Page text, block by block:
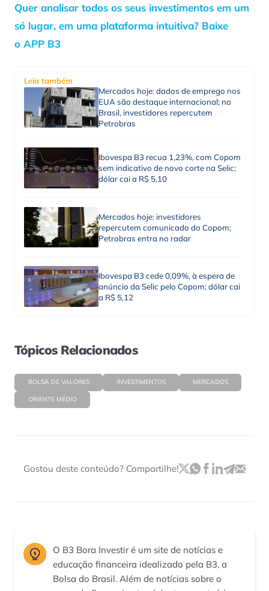
Quer analisar todos os seus investimentos em um
só lugar, em uma plataforma intuitiva? Baixe
o APP B3
Leia também
Mercados hoje: dados de emprego nos
EUA são destaque internacional; no
Brasil, investidores repercutem
Petrobras
Ibovespa B3 recua 1,23%, com Copom
sem indicativo de novo corte na Selic;
dólar cai a R$ 5,10
Mercados hoje: investidores
repercutem comunicado do Copom;
Petrobras entra no radar
Ibovespa B3 cede 0,09%, à espera de
anúncio da Selic pelo Copom; dólar cai
a R$ 5,12
Tópicos Relacionados
BOLSA DE VALORES INVESTIMENTOS MERCADOS
ORIENTE MÉDIO
Gostou deste conteúdo? Compartilhe!
O B3 Bora Investir é um site de notícias e
educação financeira idealizado pela B3, a
Bolsa do Brasil. Além de notícias sobre o